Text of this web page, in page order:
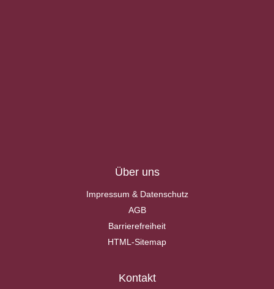
Über uns
Impressum & Datenschutz
AGB
Barrierefreiheit
HTML-Sitemap
Kontakt